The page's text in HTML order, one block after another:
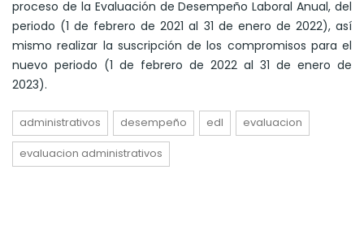
proceso de la Evaluación de Desempeño Laboral Anual, del
periodo (1 de febrero de 2021 al 31 de enero de 2022), así
mismo realizar la suscripción de los compromisos para el
nuevo periodo (1 de febrero de 2022 al 31 de enero de
2023).
administrativos desempeño edl
evaluacion
evaluacion administrativos